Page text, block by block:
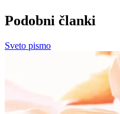
Podobni članki
Sveto pismo